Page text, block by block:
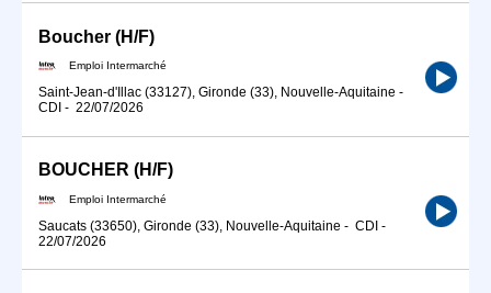
Boucher (H/F)
Emploi Intermarché
Saint-Jean-d'Illac (33127), Gironde (33), Nouvelle-Aquitaine -
CDI - 22/07/2026
BOUCHER (H/F)
Emploi Intermarché
Saucats (33650), Gironde (33), Nouvelle-Aquitaine - CDI -
22/07/2026